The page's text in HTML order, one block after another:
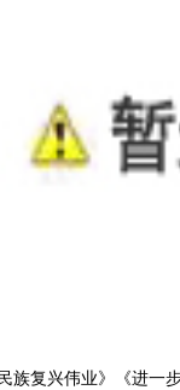
复兴伟业》《进